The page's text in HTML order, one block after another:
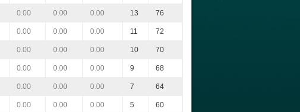
0.00 0.00 0.00 13 76
0.00 0.00 0.00 11 72
0.00 0.00 0.00 10 70
0.00 0.00 0.00 9 68
0.00 0.00 0.00 7 64
0.00 0.00 0.00 5 60